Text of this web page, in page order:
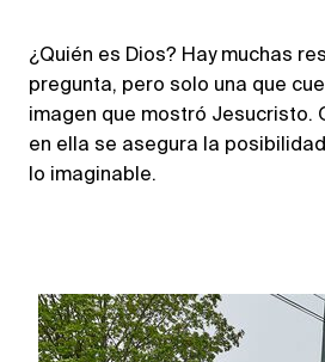
¿Quién es Dios? Hay muchas
pregunta, pero solo una que
imagen que mostró Jesucristo.
en ella se asegura la
lo imaginable.